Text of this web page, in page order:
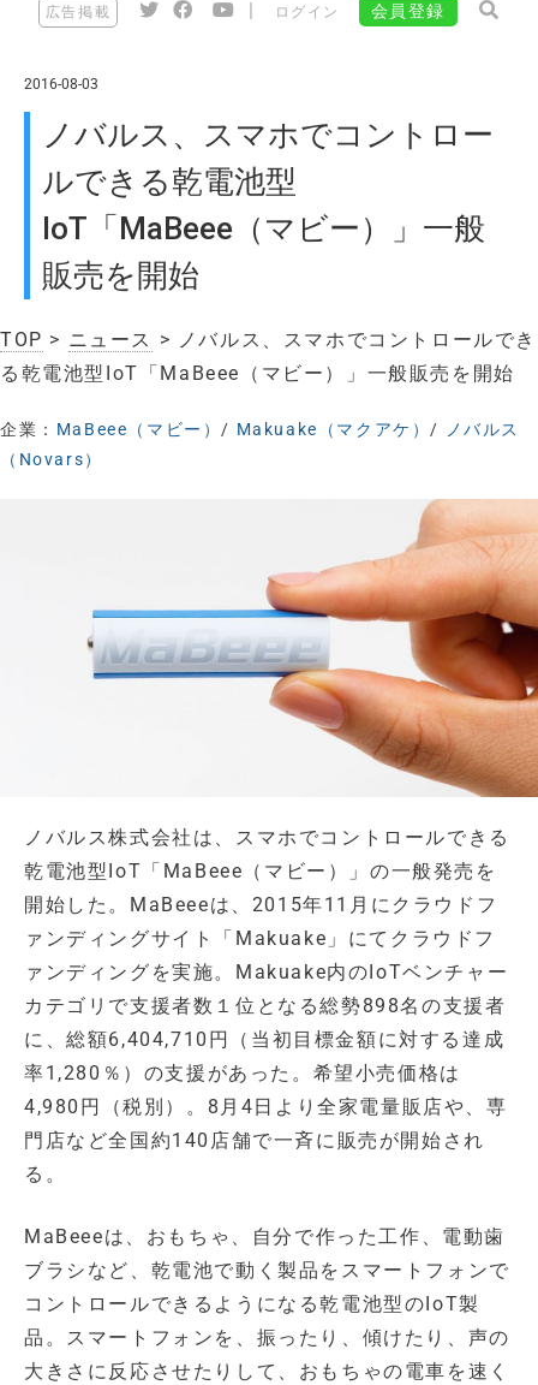
広告掲載 ログイン 会員登録
2016-08-03
ノバルス、スマホでコントロー
ルできる乾電池型
IoT「MaBeee（マビー）」一般
販売を開始
TOP > ニュース > ノバルス、スマホでコントロールでき
る乾電池型IoT「MaBeee（マビー）」一般販売を開始
企業： MaBeee（マビー）/ Makuake（マクアケ）/
ノバルス
（Novars）
ノバルス株式会社は、スマホでコントロールできる
乾電池型IoT「MaBeee（マビー）」の一般発売を
開始した。MaBeeeは、2015年11月にクラウドフ
ァンディングサイト「Makuake」にてクラウドフ
ァンディングを実施。Makuake内のIoTベンチャー
カテゴリで支援者数１位となる総勢898名の支援者
に、総額6,404,710円（当初目標金額に対する達成
率1,280％）の支援があった。希望小売価格は
4,980円（税別）。8月4日より全家電量販店や、専
門店など全国約140店舗で一斉に販売が開始され
る。
MaBeeeは、おもちゃ、自分で作った工作、電動歯
ブラシなど、乾電池で動く製品をスマートフォンで
コントロールできるようになる乾電池型のIoT製
品。スマートフォンを、振ったり、傾けたり、声の
大きさに反応させたりして、おもちゃの電車を速く